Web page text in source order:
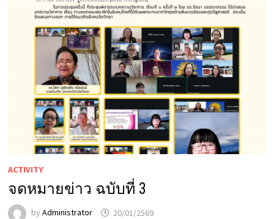
ACTIVITY
จดหมายข่าว ฉบับที่ 3
by Administrator 20/01/2569